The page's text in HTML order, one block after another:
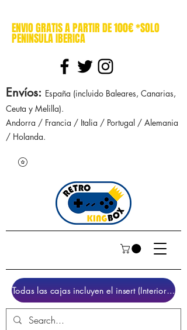
ENVIO GRATIS A PARTIR DE 100€ *SOLO
PENINSULA IBERICA
Envíos: España (incluido Baleares, Canarias,
Ceuta y Melilla).
Andorra / Francia / Italia / Portugal / Alemania
/ Holanda.
Todas las cajas incluyen el insert (Interior